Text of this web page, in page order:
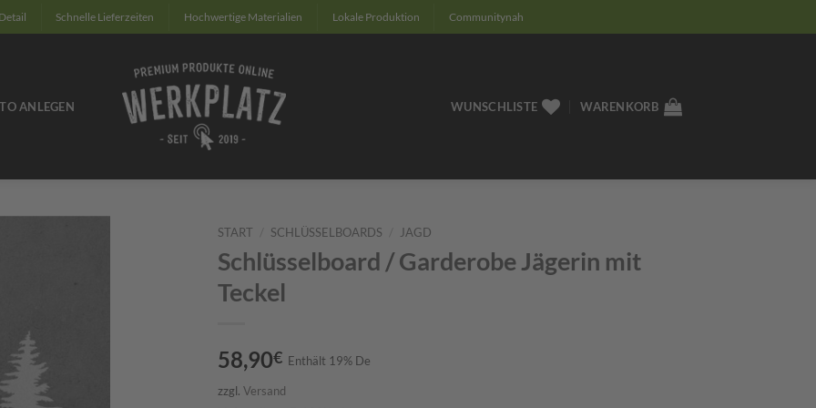
Schnelle Lieferzeiten Hochwertige Materialien Lokale Produktion Communitynah
ANLEGEN WUNSCHLISTE WARENKORB
START SCHLÜSSELBOARDS JAGD
Schlüsselboard / Garderobe Jägerin mit
Teckel
58,90€ Enthält 19% De
zzgl. Versand